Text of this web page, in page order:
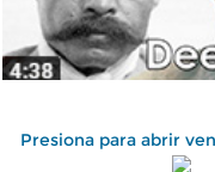
Presiona para abrir